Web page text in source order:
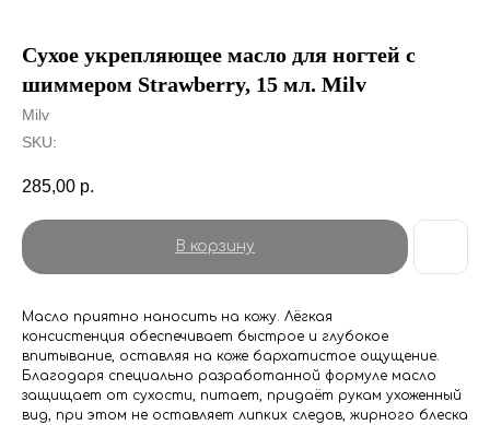
Сухое укрепляющее масло для ногтей с
шиммером Strawberry, 15 мл. Milv
Milv
SKU:
285,00 р.
В корзину
Масло приятно наносить на кожу. Лёгкая
консистенция обеспечивает быстрое и глубокое
впитывание, оставляя на коже бархатистое ощущение.
Благодаря специально разработанной формуле масло
защищает от сухости, питает, придаёт рукам ухоженный
вид, при этом не оставляет липких следов, жирного блеска